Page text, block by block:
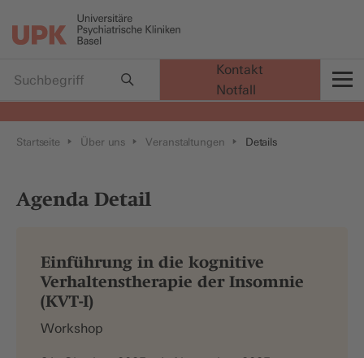
Startseite Über uns Veranstaltungen Details
Agenda Detail
Einführung in die kognitive
Verhaltenstherapie der Insomnie
(KVT-I)
Workshop
Kontakt
Notfall